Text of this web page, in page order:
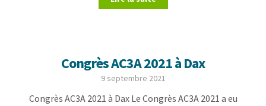
Congrès AC3A 2021 à Dax
9 septembre 2021
Congrès AC3A 2021 à Dax Le Congrès AC3A 2021 a eu